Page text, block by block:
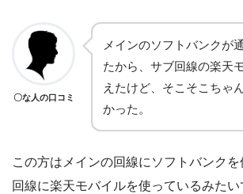
〇な人の口コミ
メインのソフトバンクが
たから、サブ回線の楽天
えたけど、そこそこちゃ
かった。
この方はメインの回線にソフトバンク
回線に楽天モバイルを使っているみたい